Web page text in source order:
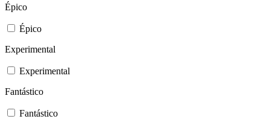
Épico
Épico
Experimental
Experimental
Fantástico
Fantástico